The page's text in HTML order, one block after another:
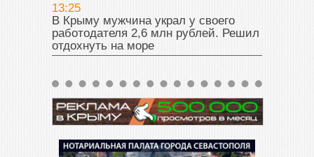
13:25
В Крыму мужчина украл у своего
работодателя 2,6 млн рублей. Решил
отдохнуть на море